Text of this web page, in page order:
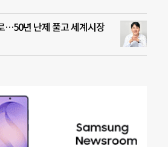
…50년 난제 풀고 세계시장